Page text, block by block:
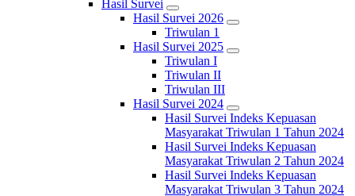
Hasil Survei
Hasil Survei 2026
Triwulan 1
Hasil Survei 2025
Triwulan I
Triwulan II
Triwulan III
Hasil Survei 2024
Hasil Survei Indeks Kepuasan
Masyarakat Triwulan 1 Tahun 2024
Hasil Survei Indeks Kepuasan
Masyarakat Triwulan 2 Tahun 2024
Hasil Survei Indeks Kepuasan
Masyarakat Triwulan 3 Tahun 2024